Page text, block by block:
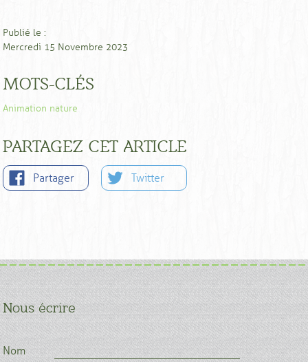
Publié le :
Mercredi 15 Novembre 2023
MOTS-CLÉS
Animation nature
PARTAGEZ CET ARTICLE
Partager Twitter
Nous écrire
Nom